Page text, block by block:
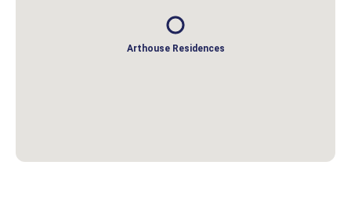
Arthouse Residences